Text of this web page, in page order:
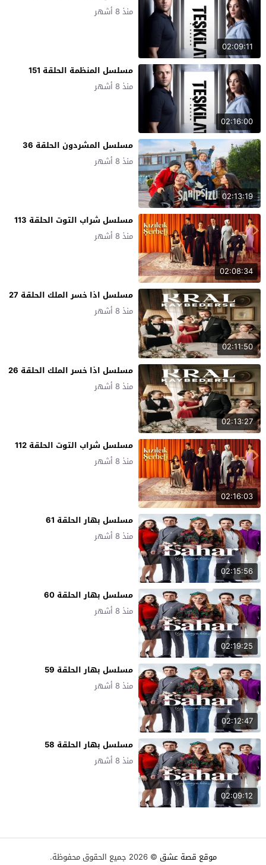
02:09:11
منذ 8 أشهر
02:16:00
مسلسل المنظمة الحلقة 151
منذ 8 أشهر
02:13:19
مسلسل المشردون الحلقة 36
منذ 8 أشهر
02:08:34
مسلسل شراب التوت الحلقة 113
منذ 8 أشهر
02:11:50
مسلسل اذا خسر الملك الحلقة 27
منذ 8 أشهر
02:13:27
مسلسل اذا خسر الملك الحلقة 26
منذ 8 أشهر
02:16:03
مسلسل شراب التوت الحلقة 112
منذ 8 أشهر
02:15:56
مسلسل بهار الحلقة 61
منذ 8 أشهر
02:19:25
مسلسل بهار الحلقة 60
منذ 8 أشهر
02:12:47
مسلسل بهار الحلقة 59
منذ 8 أشهر
02:09:12
مسلسل بهار الحلقة 58
منذ 8 أشهر
موقع قصة عشق © 2026 جميع الحقوق محفوظة.